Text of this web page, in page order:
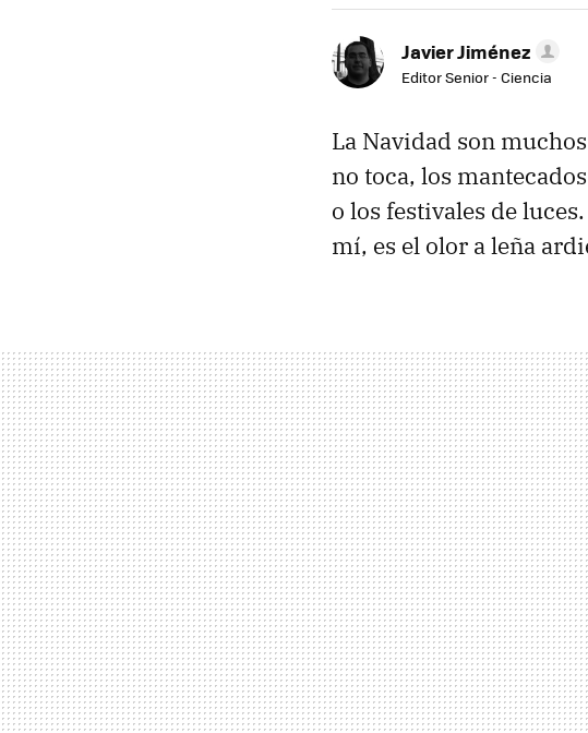
Javier Jiménez
Editor Senior - Ciencia
La Navidad son
no toca, los
o los festivales de
mí, es el olor a leña